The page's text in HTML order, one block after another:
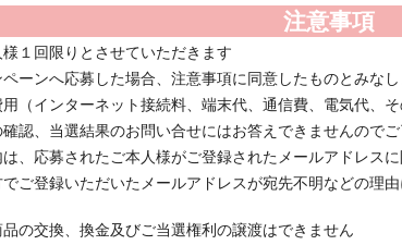
注意事項
１回限りとさせていただきます
ーンへ応募した場合、注意事項に同意したものとみな
（インターネット接続料、端末代、通信費、電気代、
認、当選結果のお問い合せにはお答えできませんので
、応募されたご本人様がご登録されたメールアドレス
ご登録いただいたメールアドレスが宛先不明などの理
の交換、換金及びご当選権利の譲渡はできません